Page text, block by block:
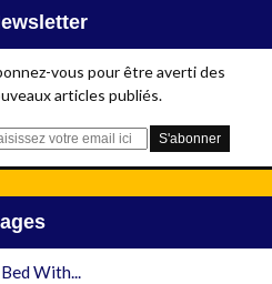
Newsletter
vous pour être averti des
articles publiés.
Pages
With...